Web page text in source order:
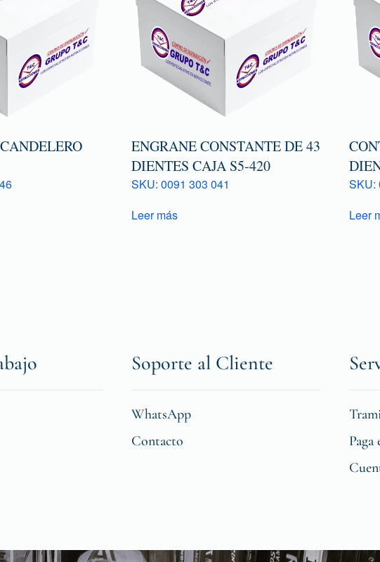
ENGRANE CONSTANTE DE 43
DIENTES CAJA S5-420
SKU: 0091 303 041
Leer más
SKU:
Leer
Soporte al Cliente
WhatsApp
Contacto
Paga